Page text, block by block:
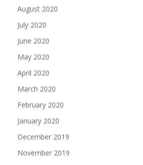
August 2020
July 2020
June 2020
May 2020
April 2020
March 2020
February 2020
January 2020
December 2019
November 2019